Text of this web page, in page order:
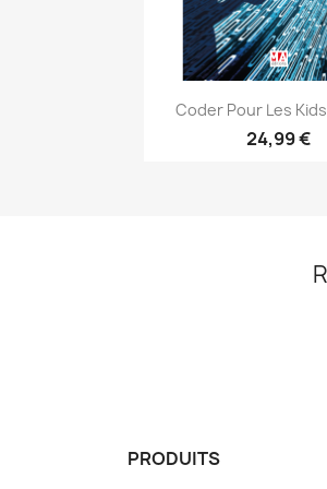
Aperçu
Coder Pour Les Kids
24,99 €
PRODUITS